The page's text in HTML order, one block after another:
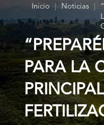
Inicio | Noticias |
PARA LA